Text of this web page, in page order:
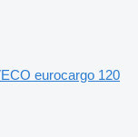
eurocargo 120